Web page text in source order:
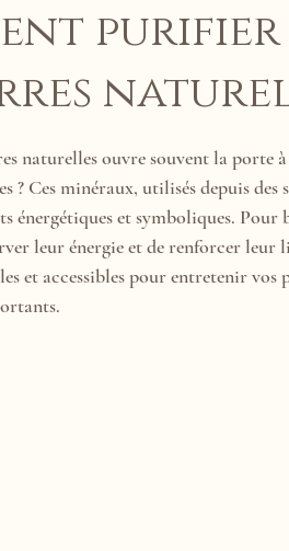
sur 5.
naturelles ouvre souvent la porte
? Ces minéraux, utilisés depuis
énergétiques et symboliques.
leur énergie et de renforcer leur
et accessibles pour entretenir